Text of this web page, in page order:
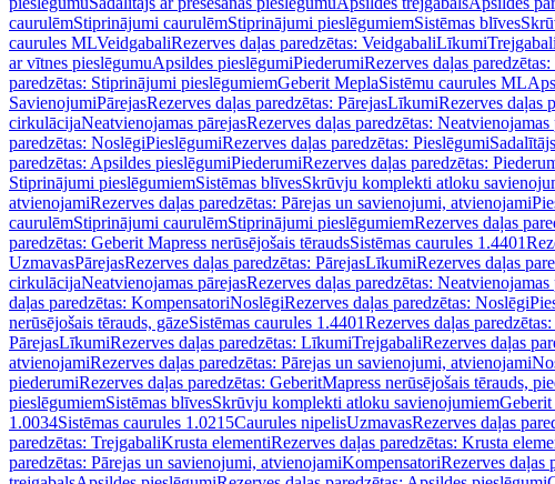
caurulēmStiprinājumi caurulēmStiprinājumi pieslēgumiemSistēmas blīves
caurules MLVeidgabaliRezerves daļas paredzētas: VeidgabaliLīkumiTrejgabali
ar vītnes pieslēgumuApsildes pieslēgumiPiederumiRezerves daļas
paredzētas: Stiprinājumi pieslēgumiemGeberit MeplaSistēmu caurules ML
SavienojumiPārejasRezerves daļas paredzētas: PārejasLīkumiRezerves daļas
cirkulācijaNeatvienojamas pārejasRezerves daļas paredzētas: Neatvienojamas
paredzētas: NoslēgiPieslēgumiRezerves daļas paredzētas: Pieslēgumi
paredzētas: Apsildes pieslēgumiPiederumiRezerves daļas paredzētas:
Stiprinājumi pieslēgumiemSistēmas blīvesSkrūvju komplekti atloku
atvienojamiRezerves daļas paredzētas: Pārejas un savienojumi, atvienojami
caurulēmStiprinājumi caurulēmStiprinājumi pieslēgumiemRezerves daļas
paredzētas: Geberit Mapress nerūsējošais tēraudsSistēmas caurules 1.4401
UzmavasPārejasRezerves daļas paredzētas: PārejasLīkumiRezerves daļas
cirkulācijaNeatvienojamas pārejasRezerves daļas paredzētas: Neatvienojamas
daļas paredzētas: KompensatoriNoslēgiRezerves daļas paredzētas: Noslēgi
nerūsējošais tērauds, gāzeSistēmas caurules 1.4401Rezerves daļas
PārejasLīkumiRezerves daļas paredzētas: LīkumiTrejgabaliRezerves daļas
atvienojamiRezerves daļas paredzētas: Pārejas un savienojumi, atvienojami
piederumiRezerves daļas paredzētas: GeberitMapress nerūsējošais tērauds,
pieslēgumiemSistēmas blīvesSkrūvju komplekti atloku savienojumiemGeberit
1.0034Sistēmas caurules 1.0215Caurules nipelisUzmavasRezerves daļas
paredzētas: TrejgabaliKrusta elementiRezerves daļas paredzētas: Krusta
paredzētas: Pārejas un savienojumi, atvienojamiKompensatoriRezerves daļas